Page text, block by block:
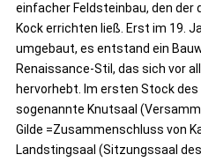
einfacher Feldsteinbau, den
Kock errichten ließ. Erst im 19.
umgebaut, es entstand ein
Renaissance-Stil, das sich vor
hervorhebt. Im ersten Stock
sogenannte Knutsaal
Gilde =Zusammenschluss von
Landstingsaal (Sitzungssaal